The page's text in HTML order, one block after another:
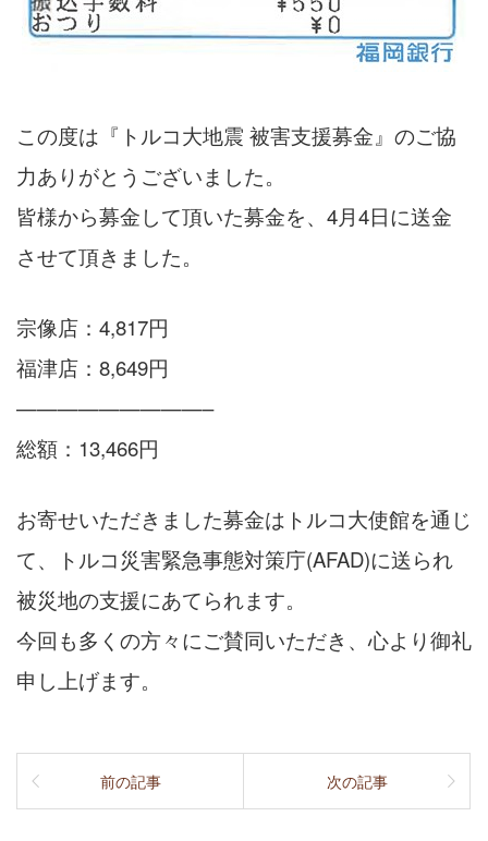
この度は『トルコ大地震 被害支援募金』のご協
力ありがとうございました。
皆様から募金して頂いた募金を、4月4日に送金
させて頂きました。
宗像店：4,817円
福津店：8,649円
—————————–
総額：13,466円
お寄せいただきました募金はトルコ大使館を通じ
て、トルコ災害緊急事態対策庁(AFAD)に送られ
被災地の支援にあてられます。
今回も多くの方々にご賛同いただき、心より御礼
申し上げます。
前の記事 次の記事